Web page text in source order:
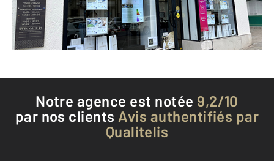
Envoyer un message
Téléphoner à l'agence
Notre agence est notée 9,2/10
par nos clients Avis authentifiés par
Qualitelis